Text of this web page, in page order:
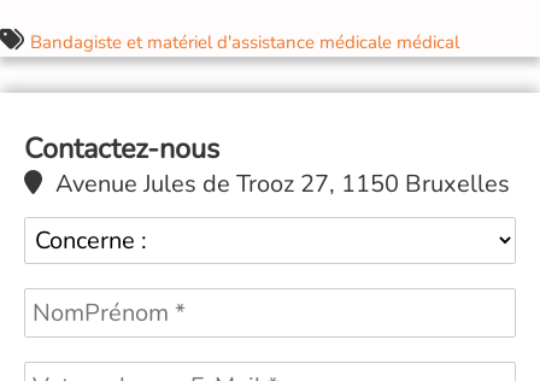
Bandagiste et matériel d'assistance médicale médical
Contactez-nous
Avenue Jules de Trooz 27, 1150 Bruxelles